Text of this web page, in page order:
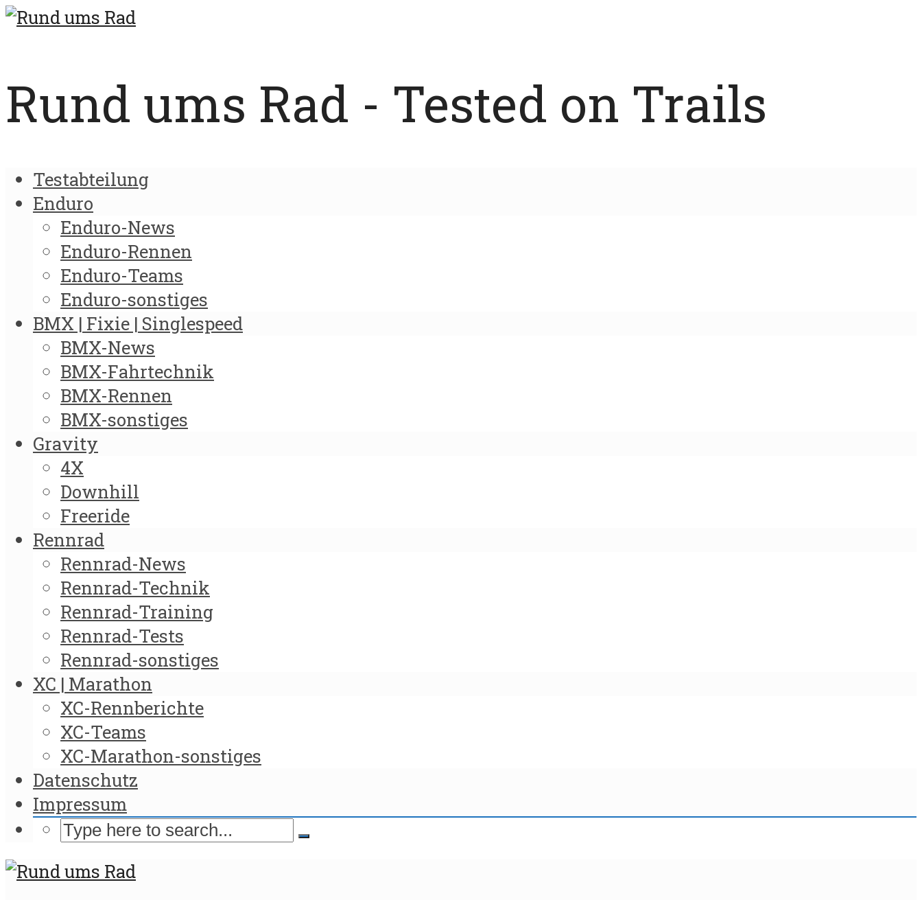
Rund ums Rad - Tested on Trails
Testabteilung
Enduro
Enduro-News
Enduro-Rennen
Enduro-Teams
Enduro-sonstiges
BMX | Fixie | Singlespeed
BMX-News
BMX-Fahrtechnik
BMX-Rennen
BMX-sonstiges
Gravity
4X
Downhill
Freeride
Rennrad
Rennrad-News
Rennrad-Technik
Rennrad-Training
Rennrad-Tests
Rennrad-sonstiges
XC | Marathon
XC-Rennberichte
XC-Teams
XC-Marathon-sonstiges
Datenschutz
Impressum